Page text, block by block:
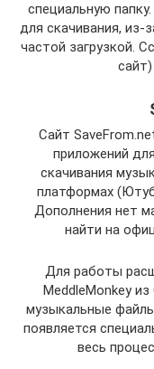
специальную
для скачивания, из-
частой загрузкой.
Сайт
приложений
скачивания
платформах
Дополнения нет
найти на
Для работы
MeddleMonkey
музыкальные
появляется
весь